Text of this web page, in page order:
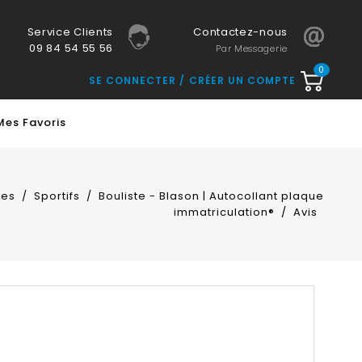
Service Clients
09 84 54 55 56
Contactez-nous
Par Messagerie
0
SE CONNECTER CRÉER UN COMPTE
Favoris
Sportifs
Bouliste - Blason | Autocollant plaque
immatriculation®
Avis